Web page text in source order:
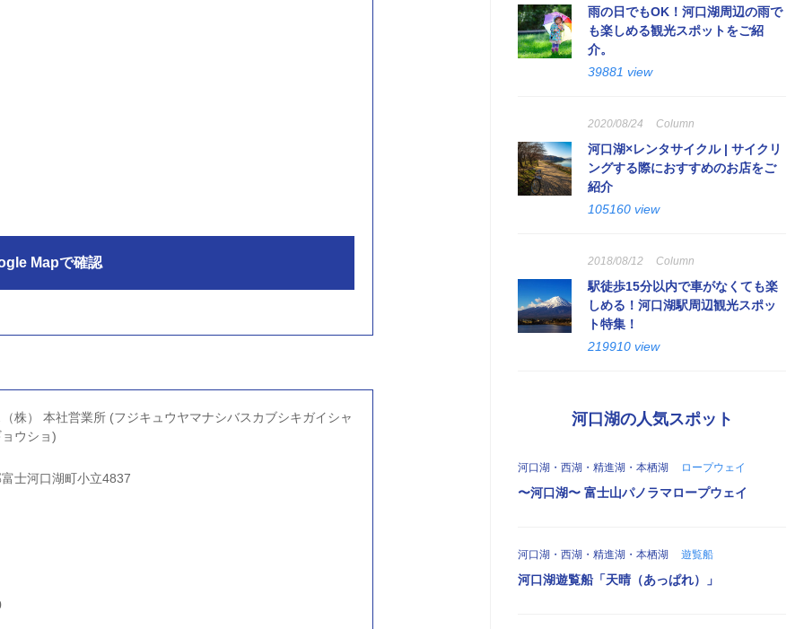
Mapで確認
株） 本社営業所 (フジキュウヤマナシバスカブシキガイシャ
ウショ)
士河口湖町小立4837
雨の日でもOK！河口湖周辺の雨で
も楽しめる観光スポットをご紹
介。
39881 view
2020/08/24 Column
河口湖×レンタサイクル | サイクリ
ングする際におすすめのお店をご
紹介
105160 view
2018/08/12 Column
駅徒歩15分以内で車がなくても楽
しめる！河口湖駅周辺観光スポッ
ト特集！
219910 view
河口湖の人気スポット
河口湖・西湖・精進湖・本栖湖 ロープウェイ
〜河口湖〜 富士山パノラマロープウェイ
河口湖・西湖・精進湖・本栖湖 遊覧船
河口湖遊覧船「天晴（あっぱれ）」